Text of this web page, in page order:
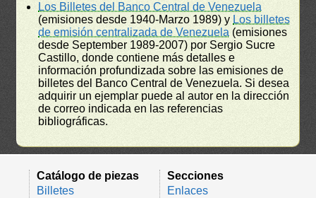
Los Billetes del Banco Central de Venezuela
(emisiones desde 1940-Marzo 1989) y Los billetes
de emisión centralizada de Venezuela (emisiones
desde September 1989-2007) por Sergio Sucre
Castillo, donde contiene más detalles e
información profundizada sobre las emisiones de
billetes del Banco Central de Venezuela. Si desea
adquirir un ejemplar puede al autor en la dirección
de correo indicada en las referencias
bibliográficas.
Catálogo de piezas
Billetes
Secciones
Enlaces